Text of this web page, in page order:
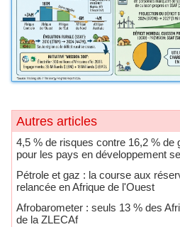
Autres articles
​4,5 % de risques contre 16,2 % de
pour les pays en développement
​Pétrole et gaz : la course aux
relancée en Afrique de l'Ouest
Afrobarometer : seuls 13 % des
de la ZLECAf